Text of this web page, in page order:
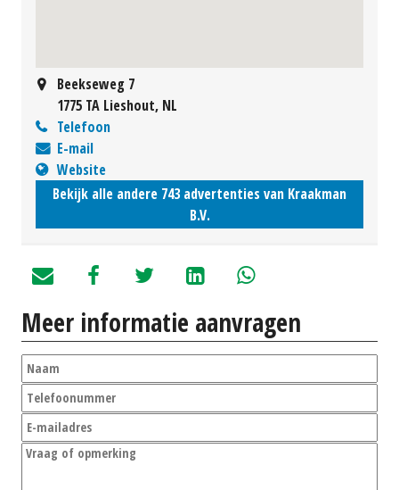
Beekseweg 7
1775 TA Lieshout, NL
Telefoon
E-mail
Website
Bekijk alle andere 743 advertenties van Kraakman
B.V.
Meer informatie aanvragen